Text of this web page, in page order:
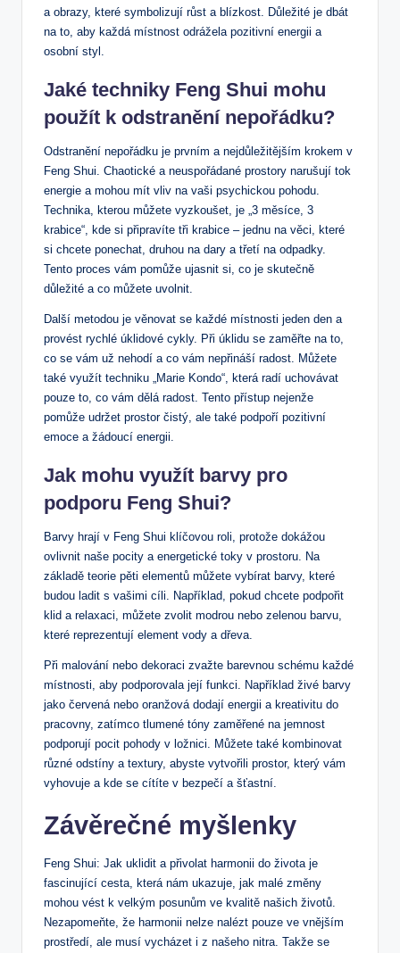
a obrazy, které symbolizují růst a blízkost. Důležité je dbát
na to, aby každá místnost odrážela pozitivní energii a
osobní styl.
Jaké techniky Feng Shui mohu
použít k odstranění nepořádku?
Odstranění nepořádku je prvním a nejdůležitějším krokem v
Feng Shui. Chaotické a neuspořádané prostory narušují tok
energie a mohou mít vliv na vaši psychickou pohodu.
Technika, kterou můžete vyzkoušet, je „3 měsíce, 3
krabice“, kde si připravíte tři krabice – jednu na věci, které
si chcete ponechat, druhou na dary a třetí na odpadky.
Tento proces vám pomůže ujasnit si, co je skutečně
důležité a co můžete uvolnit.
Další metodou je věnovat se každé místnosti jeden den a
provést rychlé úklidové cykly. Při úklidu se zaměřte na to,
co se vám už nehodí a co vám nepřináší radost. Můžete
také využít techniku „Marie Kondo“, která radí uchovávat
pouze to, co vám dělá radost. Tento přístup nejenže
pomůže udržet prostor čistý, ale také podpoří pozitivní
emoce a žádoucí energii.
Jak mohu využít barvy pro
podporu Feng Shui?
Barvy hrají v Feng Shui klíčovou roli, protože dokážou
ovlivnit naše pocity a energetické toky v prostoru. Na
základě teorie pěti elementů můžete vybírat barvy, které
budou ladit s vašimi cíli. Například, pokud chcete podpořit
klid a relaxaci, můžete zvolit modrou nebo zelenou barvu,
které reprezentují element vody a dřeva.
Při malování nebo dekoraci zvažte barevnou schému každé
místnosti, aby podporovala její funkci. Například živé barvy
jako červená nebo oranžová dodají energii a kreativitu do
pracovny, zatímco tlumené tóny zaměřené na jemnost
podporují pocit pohody v ložnici. Můžete také kombinovat
různé odstíny a textury, abyste vytvořili prostor, který vám
vyhovuje a kde se cítíte v bezpečí a šťastní.
Závěrečné myšlenky
Feng Shui: Jak uklidit a přivolat harmonii do života je
fascinující cesta, která nám ukazuje, jak malé změny
mohou vést k velkým posunům ve kvalitě našich životů.
Nezapomeňte, že harmonii nelze nalézt pouze ve vnějším
prostředí, ale musí vycházet i z našeho nitra. Takže se